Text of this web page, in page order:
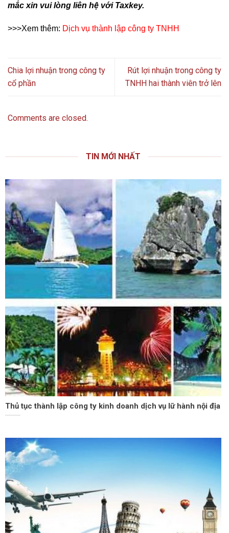
mắc xin vui lòng liên hệ với Taxkey.
>>>Xem thêm: Dịch vụ thành lập công ty TNHH
Chia lợi nhuận trong công ty
cổ phần
Rút lợi nhuận trong công ty
TNHH hai thành viên trở lên
Comments are closed.
TIN MỚI NHẤT
Thủ tục thành lập công ty kinh doanh dịch vụ lữ hành nội địa